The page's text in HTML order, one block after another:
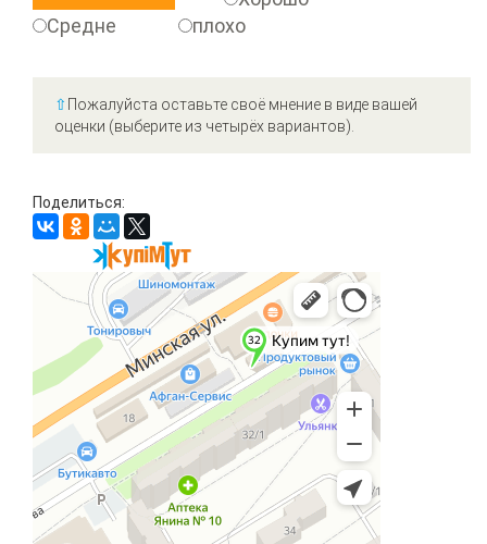
Средне
плохо
⇧ Пожалуйста оставьте своё мнение в виде вашей
оценки (выберите из четырёх вариантов).
Поделиться: